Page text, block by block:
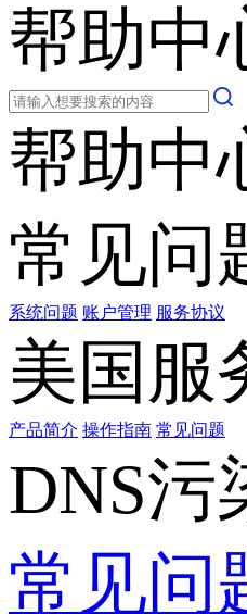
帮助中
帮助中
常见问
系统问题 账户管理 服务协议
美国服
产品简介 操作指南 常见问题
DNS污
常见问